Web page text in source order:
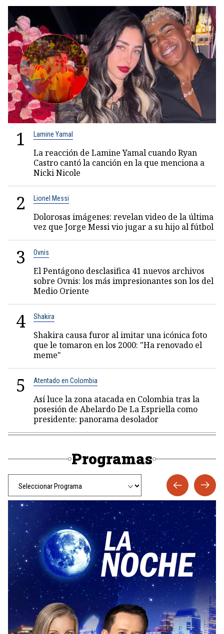
1 Lamine Yamal
La reacción de Lamine Yamal cuando Ryan
Castro cantó la canción en la que menciona a
Nicki Nicole
2 Lionel Messi
Dolorosas imágenes: revelan video de la última
vez que Jorge Messi vio jugar a su hijo al fútbol
3 Ovnis
El Pentágono desclasifica 41 nuevos archivos
sobre Ovnis: los más impresionantes son los del
Medio Oriente
4 Shakira
Shakira causa furor al imitar una icónica foto
que le tomaron en los 2000: "Ha renovado el
meme"
5 Atentado en Colombia
Así luce la zona atacada en Colombia tras la
posesión de Abelardo De La Espriella como
presidente: panorama desolador
Programas